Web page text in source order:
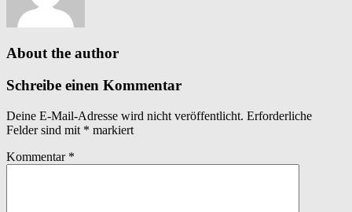
About the author
Schreibe einen Kommentar
Deine E-Mail-Adresse wird nicht veröffentlicht. Erforderliche
Felder sind mit * markiert
Kommentar *